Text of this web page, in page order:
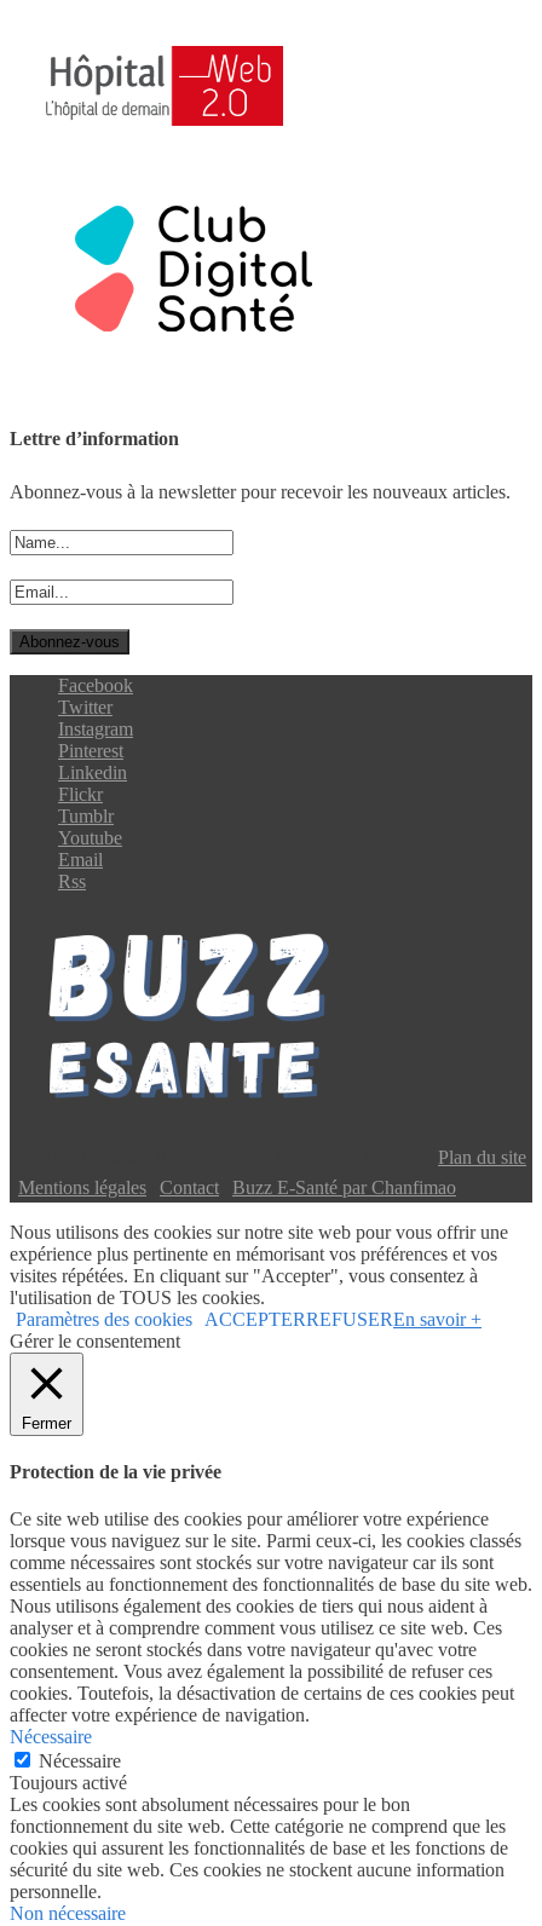
Lettre d’information
Abonnez-vous à la newsletter pour recevoir les nouveaux articles.
Facebook
Twitter
Instagram
Pinterest
Linkedin
Flickr
Tumblr
Youtube
Email
Rss
Plan du site
Mentions légales Contact Buzz E-Santé par Chanfimao
Nous utilisons des cookies sur notre site web pour vous offrir une
expérience plus pertinente en mémorisant vos préférences et vos
visites répétées. En cliquant sur "Accepter", vous consentez à
l'utilisation de TOUS les cookies.
Paramètres des cookies
ACCEPTERREFUSEREn savoir +
Gérer le consentement
Fermer
Protection de la vie privée
Ce site web utilise des cookies pour améliorer votre expérience
lorsque vous naviguez sur le site. Parmi ceux-ci, les cookies classés
comme nécessaires sont stockés sur votre navigateur car ils sont
essentiels au fonctionnement des fonctionnalités de base du site web.
Nous utilisons également des cookies de tiers qui nous aident à
analyser et à comprendre comment vous utilisez ce site web. Ces
cookies ne seront stockés dans votre navigateur qu'avec votre
consentement. Vous avez également la possibilité de refuser ces
cookies. Toutefois, la désactivation de certains de ces cookies peut
affecter votre expérience de navigation.
Nécessaire
Nécessaire
Toujours activé
Les cookies sont absolument nécessaires pour le bon
fonctionnement du site web. Cette catégorie ne comprend que les
cookies qui assurent les fonctionnalités de base et les fonctions de
sécurité du site web. Ces cookies ne stockent aucune information
personnelle.
Non nécessaire